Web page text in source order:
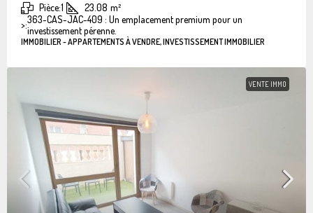
Pièce:1 23.08 m²
>:363-CAS-JAC-409 : Un emplacement premium pour un
investissement pérenne.
IMMOBILIER - APPARTEMENTS À VENDRE, INVESTISSEMENT IMMOBILIER
VENTE IMMO